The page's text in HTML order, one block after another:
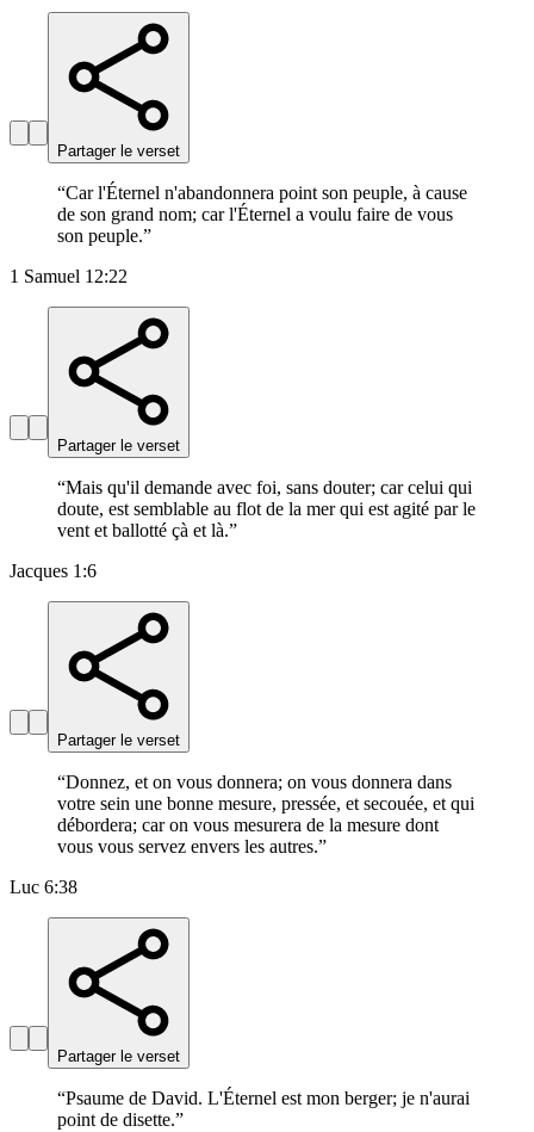
Partager le verset
“Car l'Éternel n'abandonnera point son peuple, à cause
de son grand nom; car l'Éternel a voulu faire de vous
son peuple.”
1 Samuel 12:22
Partager le verset
“Mais qu'il demande avec foi, sans douter; car celui qui
doute, est semblable au flot de la mer qui est agité par le
vent et ballotté çà et là.”
Jacques 1:6
Partager le verset
“Donnez, et on vous donnera; on vous donnera dans
votre sein une bonne mesure, pressée, et secouée, et qui
débordera; car on vous mesurera de la mesure dont
vous vous servez envers les autres.”
Luc 6:38
Partager le verset
“Psaume de David. L'Éternel est mon berger; je n'aurai
point de disette.”